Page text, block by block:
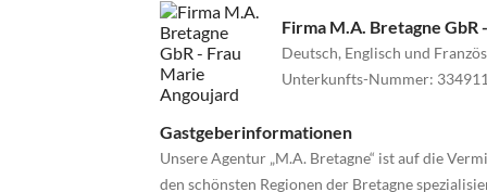
Firma M.A. Bretagne
Deutsch, Englisch und
Unterkunfts-Nummer: 334911
Gastgeberinformationen
Unsere Agentur „M.A. Bretagne“ ist auf die
den schönsten Regionen der Bretagne